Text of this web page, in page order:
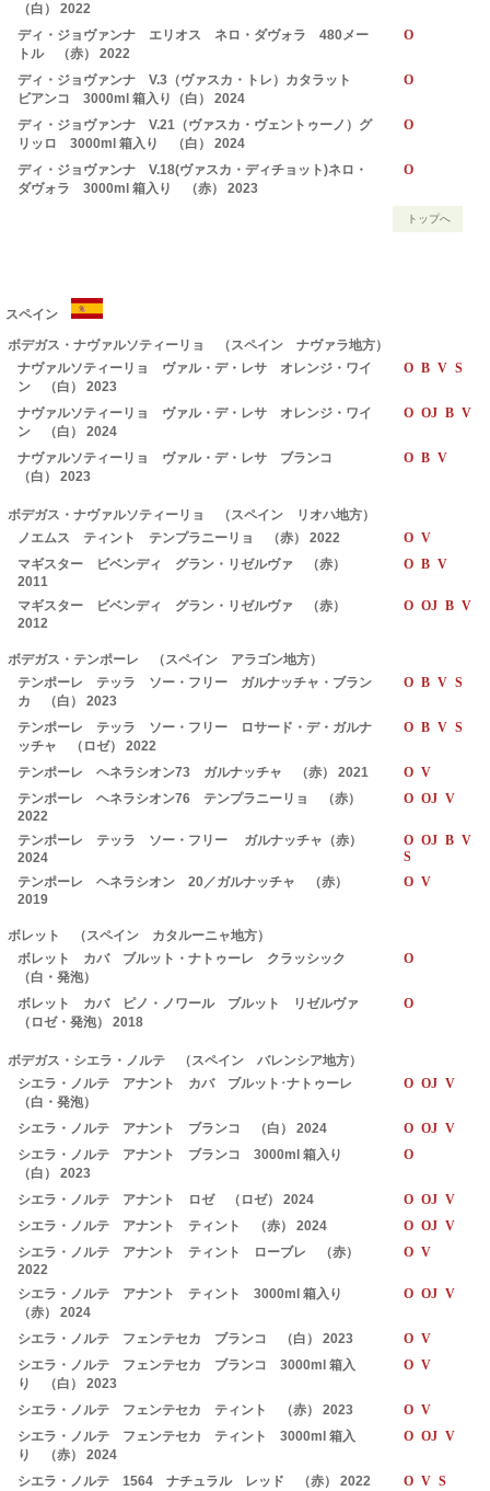
（白） 2022
ディ・ジョヴァンナ エリオス ネロ・ダヴォラ 480メー
トル （赤） 2022
O
ディ・ジョヴァンナ V.3（ヴァスカ・トレ）カタラット
ビアンコ 3000ml 箱入り（白） 2024
O
ディ・ジョヴァンナ V.21（ヴァスカ・ヴェントゥーノ）グ
リッロ 3000ml 箱入り （白） 2024
O
ディ・ジョヴァンナ V.18(ヴァスカ・ディチョット)ネロ・
ダヴォラ 3000ml 箱入り （赤） 2023
O
トップへ
スペイン
ボデガス・ナヴァルソティーリョ （スペイン ナヴァラ地方）
ナヴァルソティーリョ ヴァル・デ・レサ オレンジ・ワイ
ン （白） 2023
O B V S
ナヴァルソティーリョ ヴァル・デ・レサ オレンジ・ワイ
ン （白） 2024
O OJ B V
ナヴァルソティーリョ ヴァル・デ・レサ ブランコ
（白） 2023
O B V
ボデガス・ナヴァルソティーリョ （スペイン リオハ地方）
ノエムス ティント テンプラニーリョ （赤） 2022
O V
マギスター ビベンディ グラン・リゼルヴァ （赤）
2011
O B V
マギスター ビベンディ グラン・リゼルヴァ （赤）
2012
O OJ B V
ボデガス・テンポーレ （スペイン アラゴン地方）
テンポーレ テッラ ソー・フリー ガルナッチャ・ブラン
カ （白） 2023
O B V S
テンポーレ テッラ ソー・フリー ロサード・デ・ガルナ
ッチャ （ロゼ） 2022
O B V S
テンポーレ ヘネラシオン73 ガルナッチャ （赤） 2021
O V
テンポーレ ヘネラシオン76 テンプラニーリョ （赤）
2022
O OJ V
テンポーレ テッラ ソー・フリー ガルナッチャ（赤）
2024
O OJ B V
S
テンポーレ ヘネラシオン 20／ガルナッチャ （赤）
2019
O V
ボレット （スペイン カタルーニャ地方）
ボレット カバ ブルット・ナトゥーレ クラッシック
（白・発泡）
O
ボレット カバ ピノ・ノワール ブルット リゼルヴァ
（ロゼ・発泡） 2018
O
ボデガス・シエラ・ノルテ （スペイン バレンシア地方）
シエラ・ノルテ アナント カバ ブルット･ナトゥーレ
（白・発泡）
O OJ V
シエラ・ノルテ アナント ブランコ （白） 2024
O OJ V
シエラ・ノルテ アナント ブランコ 3000ml 箱入り
（白） 2023
O
シエラ・ノルテ アナント ロゼ （ロゼ） 2024
O OJ V
シエラ・ノルテ アナント ティント （赤） 2024
O OJ V
シエラ・ノルテ アナント ティント ローブレ （赤）
2022
O V
シエラ・ノルテ アナント ティント 3000ml 箱入り
（赤） 2024
O OJ V
シエラ・ノルテ フェンテセカ ブランコ （白） 2023
O V
シエラ・ノルテ フェンテセカ ブランコ 3000ml 箱入
り （白） 2023
O V
シエラ・ノルテ フェンテセカ ティント （赤） 2023
O V
シエラ・ノルテ フェンテセカ ティント 3000ml 箱入
り （赤） 2024
O OJ V
シエラ・ノルテ 1564 ナチュラル レッド （赤） 2022 O V S